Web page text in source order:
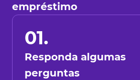
empréstimo
01.
Responda algumas
perguntas